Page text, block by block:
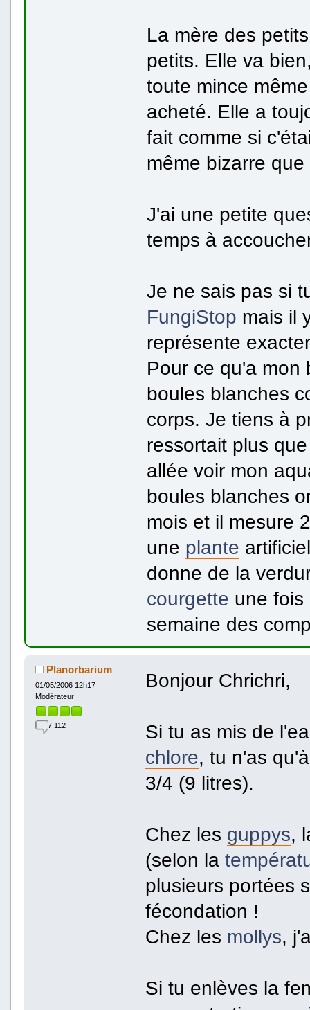
La mère des
petits. Elle va
toute mince
acheté. Elle a
fait comme si
même bizarre
J'ai une petite
temps à
Je ne sais pas si
FungiStop mais il
représente
Pour ce qu'a mon
boules blanches
corps. Je tiens à
ressortait plus
allée voir mon
boules blanches
mois et il mesure
une plante
donne de la
courgette une fois
semaine des
Planorbarium
01/05/2006 12h17
Modérateur
7 112
Bonjour Chrichri,
Si tu as mis de
chlore, tu n'as
3/4 (9 litres).
Chez les guppys,
(selon la
plusieurs portées
fécondation !
Chez les mollys,
Si tu enlèves la